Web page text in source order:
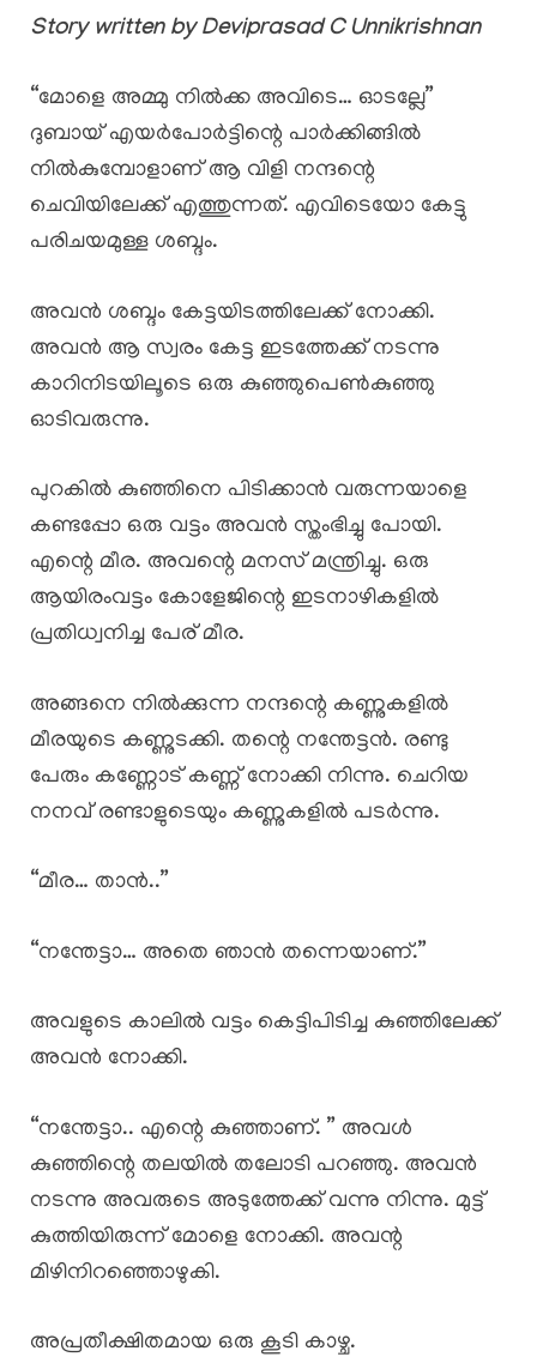
Story written by Deviprasad C Unnikrishnan
“മോളെ അമ്മു നിൽക്ക അവിടെ… ഓടല്ലേ”
ദുബായ് എയർപോർട്ടിന്റെ പാർക്കിങ്ങിൽ
നിൽകുമ്പോളാണ് ആ വിളി നന്ദന്റെ
ചെവിയിലേക്ക് എത്തുന്നത്. എവിടെയോ കേട്ടു
പരിചയമുള്ള ശബ്ദം.
അവൻ ശബ്ദം കേട്ടയിടത്തിലേക്ക് നോക്കി.
അവൻ ആ സ്വരം കേട്ട ഇടത്തേക്ക് നടന്നു
കാറിനിടയിലൂടെ ഒരു കുഞ്ഞുപെൺകുഞ്ഞു
ഓടിവരുന്നു.
പുറകിൽ കുഞ്ഞിനെ പിടിക്കാൻ വരുന്നയാളെ
കണ്ടപ്പോ ഒരു വട്ടം അവൻ സ്തംഭിച്ചു പോയി.
എന്റെ മീര. അവന്റെ മനസ് മന്ത്രിച്ചു. ഒരു
ആയിരംവട്ടം കോളേജിന്റെ ഇടനാഴികളിൽ
പ്രതിധ്വനിച്ച പേര് മീര.
അങ്ങനെ നിൽക്കുന്ന നന്ദന്റെ കണ്ണുകളിൽ
മീരയുടെ കണ്ണുടക്കി. തന്റെ നന്തേട്ടൻ. രണ്ടു
പേരും കണ്ണോട് കണ്ണ് നോക്കി നിന്നു. ചെറിയ
നനവ് രണ്ടാളുടെയും കണ്ണുകളിൽ പടർന്നു.
“മീര… താൻ..”
“നന്തേട്ടാ… അതെ ഞാൻ തന്നെയാണ്.”
അവളുടെ കാലിൽ വട്ടം കെട്ടിപിടിച്ച കുഞ്ഞിലേക്ക്
അവൻ നോക്കി.
“നന്തേട്ടാ.. എന്റെ കുഞ്ഞാണ്. ” അവൾ
കുഞ്ഞിന്റെ തലയിൽ തലോടി പറഞ്ഞു. അവൻ
നടന്നു അവരുടെ അടുത്തേക്ക് വന്നു നിന്നു. മുട്ട്
കുത്തിയിരുന്ന് മോളെ നോക്കി. അവന്റ
മിഴിനിറഞ്ഞൊഴുകി.
അപ്രതീക്ഷിതമായ ഒരു കൂടി കാഴ്ച.